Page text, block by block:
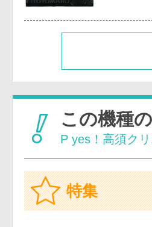
この機種
P yes！高須ク
特集